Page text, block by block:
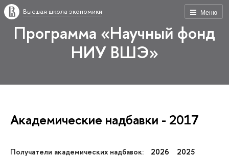
Меню
Высшая школа экономики
Программа «Научный фонд
НИУ ВШЭ»
Академические надбавки - 2017
Получатели академических надбавок: 2026
2025